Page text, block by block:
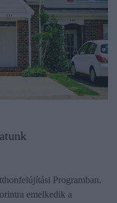
Programban.
emelkedik a